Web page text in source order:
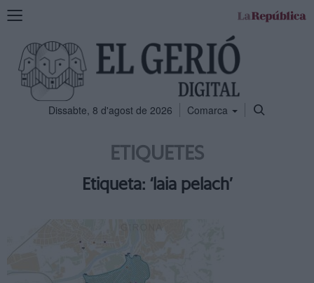
Mostra
navegació
Dissabte, 8 d'agost de 2026 Comarca
ETIQUETES
Etiqueta: ‘laia pelach’